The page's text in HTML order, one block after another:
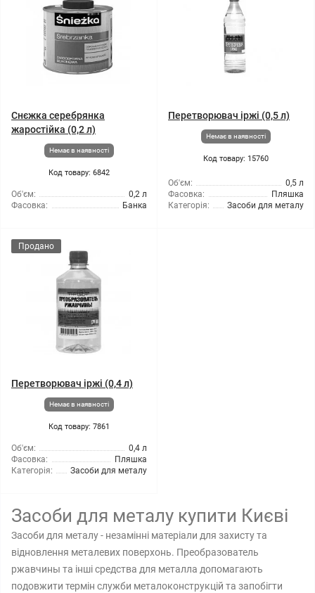
Снєжка серебрянка
жаростійка (0,2 л)
Немає в наявності
Код товару: 6842
Об'єм:
0,2 л
Фасовка:
Банка
Перетворювач іржі (0,5 л)
Немає в наявності
Код товару: 15760
Об'єм:
0,5 л
Фасовка:
Пляшка
Категорія:
Засоби для металу
Продано
Перетворювач іржі (0,4 л)
Немає в наявності
Код товару: 7861
Об'єм:
0,4 л
Фасовка:
Пляшка
Категорія:
Засоби для металу
Засоби для металу купити Києві
Засоби для металу - незамінні матеріали для захисту та
відновлення металевих поверхонь. Преобразователь
ржавчины та інші средства для металла допомагають
подовжити термін служби металоконструкцій та запобігти